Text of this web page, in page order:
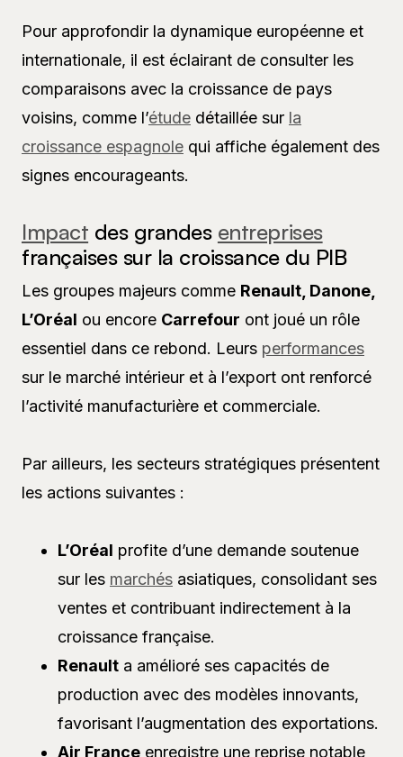
Pour approfondir la dynamique européenne et
internationale, il est éclairant de consulter les
comparaisons avec la croissance de pays
voisins, comme l’étude détaillée sur la
croissance espagnole qui affiche également des
signes encourageants.
Impact des grandes entreprises
françaises sur la croissance du PIB
Les groupes majeurs comme Renault, Danone,
L’Oréal ou encore Carrefour ont joué un rôle
essentiel dans ce rebond. Leurs performances
sur le marché intérieur et à l’export ont renforcé
l’activité manufacturière et commerciale.
Par ailleurs, les secteurs stratégiques présentent
les actions suivantes :
L’Oréal profite d’une demande soutenue
sur les marchés asiatiques, consolidant ses
ventes et contribuant indirectement à la
croissance française.
Renault a amélioré ses capacités de
production avec des modèles innovants,
favorisant l’augmentation des exportations.
Air France enregistre une reprise notable